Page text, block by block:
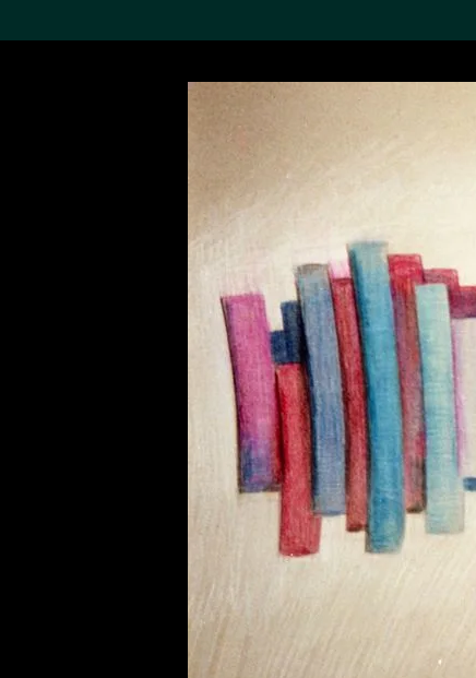
搜索M+藏品
19,052項結果
關於M+藏品
探索世界頂級的二十及二十
一世紀視覺文化藏品。